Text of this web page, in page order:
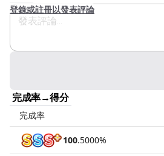
登錄或註冊以發表評論
完成率→得分
完成率
100.5000%